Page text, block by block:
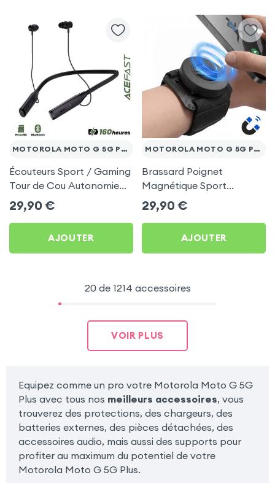
MOTOROLA MOTO G 5G PLUS
Écouteurs Sport / Gaming
Tour de Cou Autonomie
160h Acefast pour
Motorola Moto G 5G Plus
29,90 €
AJOUTER
MOTOROLA MOTO G 5G PLUS
Brassard Poignet
Magnétique Sport
Universel pour Motorola
Moto G 5G Plus
29,90 €
AJOUTER
20 de 1214 accessoires
VOIR PLUS
Equipez comme un pro votre Motorola Moto G 5G
Plus avec tous nos meilleurs accessoires, vous
trouverez des protections, des chargeurs, des
batteries externes, des pièces détachées, des
accessoires audio, mais aussi des supports pour
profiter au maximum du potentiel de votre
Motorola Moto G 5G Plus.